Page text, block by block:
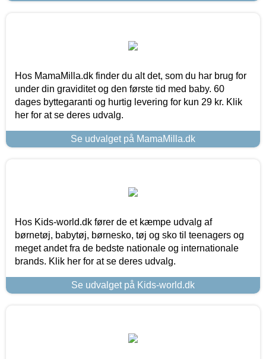
Hos MamaMilla.dk finder du alt det, som du har brug for
under din graviditet og den første tid med baby. 60
dages byttegaranti og hurtig levering for kun 29 kr. Klik
her for at se deres udvalg.
Se udvalget på MamaMilla.dk
Hos Kids-world.dk fører de et kæmpe udvalg af
børnetøj, babytøj, børnesko, tøj og sko til teenagers og
meget andet fra de bedste nationale og internationale
brands. Klik her for at se deres udvalg.
Se udvalget på Kids-world.dk